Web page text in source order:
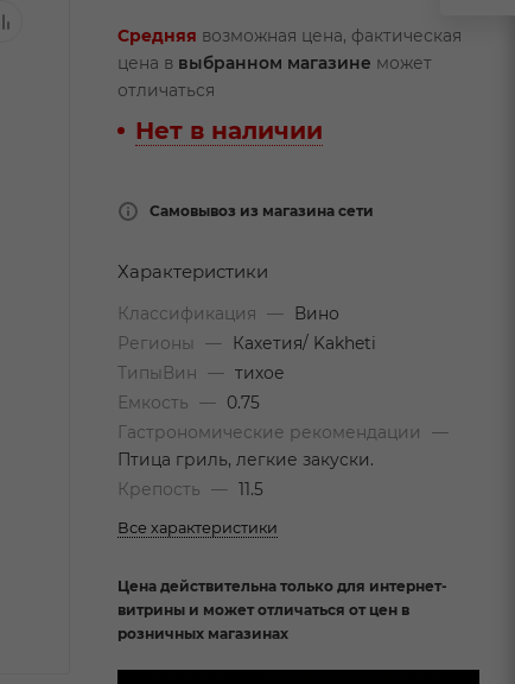
Средняя возможная цена, фактическая
цена в выбранном магазине может
отличаться
Нет в наличии
Самовывоз из магазина сети
Характеристики
Классификация —
Вино
Регионы
—
Кахетия/ Kakheti
ТипыВин
— тихое
Емкость
—
0.75
Гастрономические рекомендации
—
Птица гриль, легкие закуски.
Крепость
— 11.5
Все характеристики
Цена действительна только для интернет-
витрины и может отличаться от цен в
розничных магазинах